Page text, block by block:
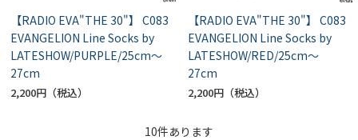
【RADIO EVA"THE 30"】 C083
EVANGELION Line Socks by
LATESHOW/PURPLE/25cm～
27cm
2,200円
【RADIO EVA"THE 30"】 C083
EVANGELION Line Socks by
LATESHOW/RED/25cm～
27cm
2,200円
10件あります